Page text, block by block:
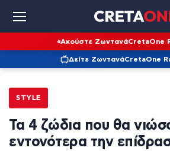
Ακούστε ΖωντανάCretaOne
Δείτε ΖωντανάCretaOne
STYLE
Τα 4 ζώδια που θα
εντονότερα την